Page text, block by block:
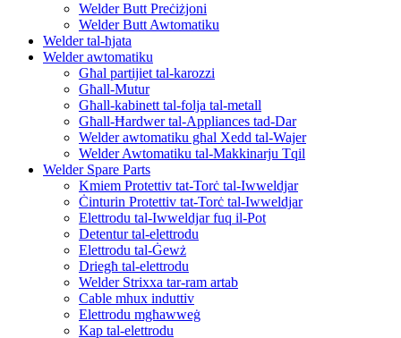
Welder Butt Preċiżjoni
Welder Butt Awtomatiku
Welder tal-ħjata
Welder awtomatiku
Għal partijiet tal-karozzi
Għall-Mutur
Għall-kabinett tal-folja tal-metall
Għall-Ħardwer tal-Appliances tad-Dar
Welder awtomatiku għal Xedd tal-Wajer
Welder Awtomatiku tal-Makkinarju Tqil
Welder Spare Parts
Kmiem Protettiv tat-Torċ tal-Iwweldjar
Ċinturin Protettiv tat-Torċ tal-Iwweldjar
Elettrodu tal-Iwweldjar fuq il-Pot
Detentur tal-elettrodu
Elettrodu tal-Ġewż
Driegħ tal-elettrodu
Welder Strixxa tar-ram artab
Cable mhux induttiv
Elettrodu mgħawweġ
Kap tal-elettrodu